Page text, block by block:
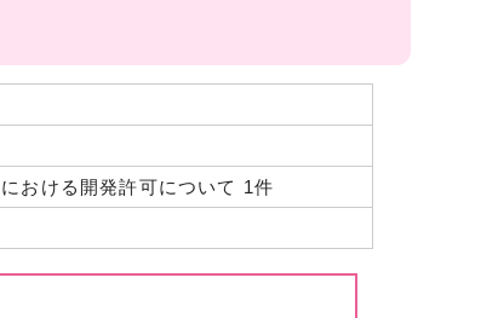
おける開発許可について 1件